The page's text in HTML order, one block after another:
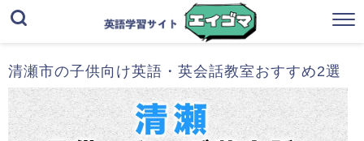
清瀬市の子供向け英語・英会話教室おすすめ2選